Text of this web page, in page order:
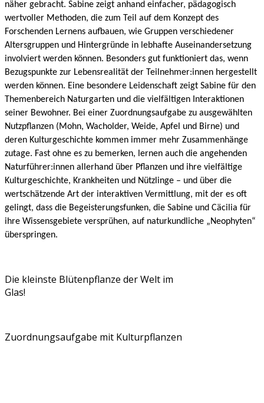
näher gebracht. Sabine zeigt anhand einfacher, pädagogisch
wertvoller Methoden, die zum Teil auf dem Konzept des
Forschenden Lernens aufbauen, wie Gruppen verschiedener
Altersgruppen und Hintergründe in lebhafte Auseinandersetzung
involviert werden können. Besonders gut funktioniert das, wenn
Bezugspunkte zur Lebensrealität der Teilnehmer:innen hergestellt
werden können. Eine besondere Leidenschaft zeigt Sabine für den
Themenbereich Naturgarten und die vielfältigen Interaktionen
seiner Bewohner. Bei einer Zuordnungsaufgabe zu ausgewählten
Nutzpflanzen (Mohn, Wacholder, Weide, Apfel und Birne) und
deren Kulturgeschichte kommen immer mehr Zusammenhänge
zutage. Fast ohne es zu bemerken, lernen auch die angehenden
Naturführer:innen allerhand über Pflanzen und ihre vielfältige
Kulturgeschichte, Krankheiten und Nützlinge – und über die
wertschätzende Art der interaktiven Vermittlung, mit der es oft
gelingt, dass die Begeisterungsfunken, die Sabine und Cäcilia für
ihre Wissensgebiete versprühen, auf naturkundliche „Neophyten“
überspringen.
Die kleinste Blütenpflanze der Welt im
Glas!
Zuordnungsaufgabe mit Kulturpflanzen